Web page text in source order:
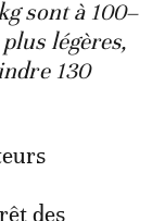
sont à 100–
légères,
130
des